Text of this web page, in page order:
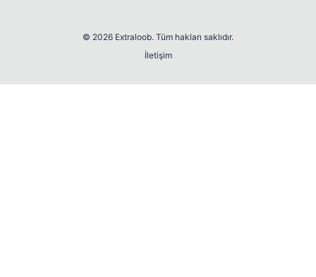
© 2026 Extraloob. Tüm hakları saklıdır.
İletişim